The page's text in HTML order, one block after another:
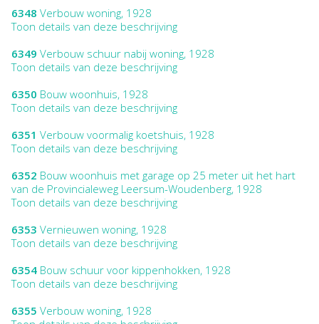
6348 Verbouw woning, 1928
Toon details van deze beschrijving
6349 Verbouw schuur nabij woning, 1928
Toon details van deze beschrijving
6350 Bouw woonhuis, 1928
Toon details van deze beschrijving
6351 Verbouw voormalig koetshuis, 1928
Toon details van deze beschrijving
6352 Bouw woonhuis met garage op 25 meter uit het hart
van de Provincialeweg Leersum-Woudenberg, 1928
Toon details van deze beschrijving
6353 Vernieuwen woning, 1928
Toon details van deze beschrijving
6354 Bouw schuur voor kippenhokken, 1928
Toon details van deze beschrijving
6355 Verbouw woning, 1928